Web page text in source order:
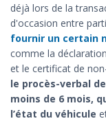
déjà lors de la
d'occasion entre
fournir un certain
comme la
et le certificat de
le procès-verbal
moins de 6 mois,
l’état du véhicule